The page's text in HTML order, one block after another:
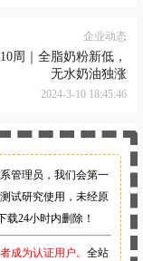
企业动态
周｜全脂奶粉新低，
无水奶油独涨
2024-3-10 18:45:46
管理员， 我们会第一
试研究使用，未经原
24小时内删除！
成为认证用户。 全站